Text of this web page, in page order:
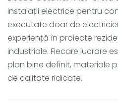
instalații electrice pentru
executate doar de
experiență în proiecte
industriale. Fiecare lucrare
plan bine definit, materiale
de calitate ridicate.